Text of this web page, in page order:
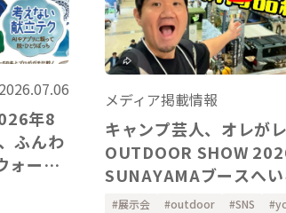
2026.07.06
年8
ふんわ
ォーマ
メディア掲載情報
キャンプ芸人、オレが
OUTDOOR SHOW 2026の
SUNAYAMAブースへ
ました！
展示会 outdoor SNS